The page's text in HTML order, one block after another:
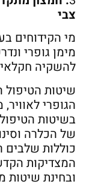
צבי
מי הקידוחים
מימן גופרי
להשקיה
שיטות הטיפול
הגופרי
בשיטות
של הכלרה
כוללות שלבים
המצדיקות
ובחינת שיטות